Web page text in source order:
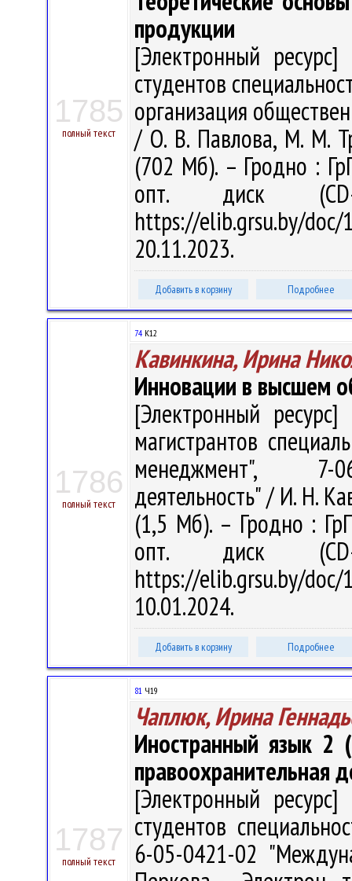
1785
полный текст
продукции
[Электронный
студентов
организация
/ О. В. Павлова, М. М.
(702 Мб). – Гродно :
опт. диск
https://elib.grsu.by/
20.11.2023.
Добавить в корзину Подробнее
1786
полный текст
74 К12
Кавинкина, Ирина
Инновации в высшем
[Электронный
магистрантов
менеджмент", 7-
деятельность" / И. Н.
(1,5 Мб). – Гродно :
опт. диск
https://elib.grsu.by/
10.01.2024.
Добавить в корзину Подробнее
1787
полный текст
81 Ч19
Чаплюк, Ирина
Иностранный язык 2
правоохранительная
[Электронный
студентов
6-05-0421-02